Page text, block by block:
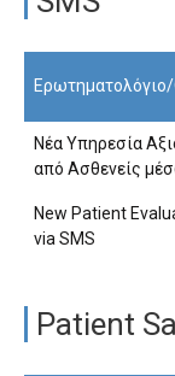
Νέα Υπηρεσία
από Ασθενείς
New Patient
via SMS
Patient